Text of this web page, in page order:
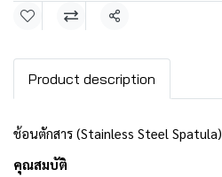
แชร์
Product description
ช้อนตักสาร (Stainless Steel Spatula)
คุณสมบัติ